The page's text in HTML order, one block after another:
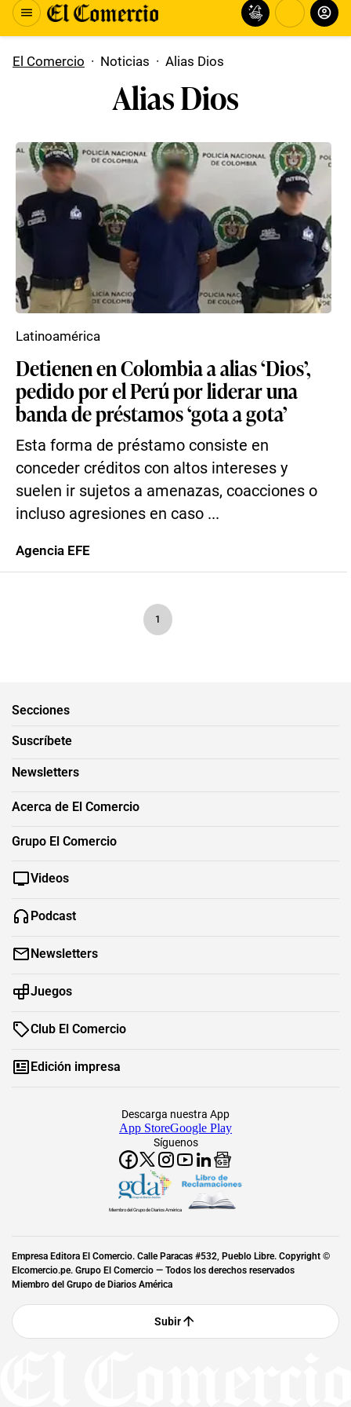
El Comercio · Noticias · Alias Dios
Alias Dios
Detienen en Colombia a alias ‘Dios’,
pedido por el Perú por liderar una
banda de préstamos ‘gota a gota’
Esta forma de préstamo consiste en
conceder créditos con altos intereses y
suelen ir sujetos a amenazas, coacciones o
incluso agresiones en caso ...
Latinoamérica
Agencia EFE
1
Secciones
Suscríbete
Newsletters
Acerca de El Comercio
Grupo El Comercio
Videos
Podcast
Newsletters
Juegos
Club El Comercio
Edición impresa
Síguenos
Descarga nuestra App
App StoreGoogle Play
Miembro del Grupo de Diarios América
Empresa Editora El Comercio. Calle Paracas #532, Pueblo Libre. Copyright ©
Elcomercio.pe. Grupo El Comercio — Todos los derechos reservados
Miembro del Grupo de Diarios América
Subir